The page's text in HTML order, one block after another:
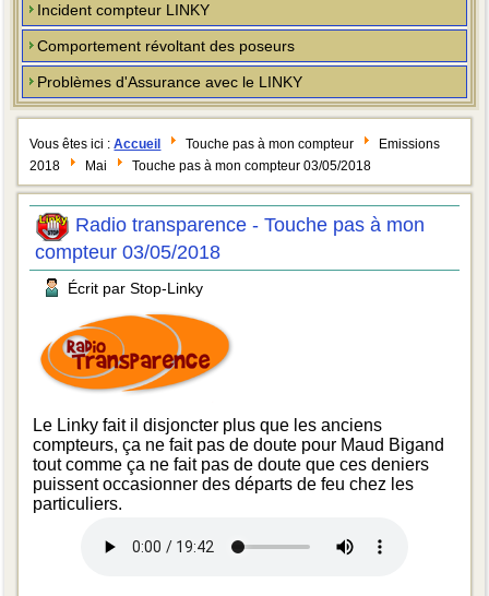
Incident compteur LINKY
Comportement révoltant des poseurs
Problèmes d'Assurance avec le LINKY
Vous êtes ici :Accueil Touche pas à mon compteur
Emissions
2018
Mai Touche pas à mon compteur 03/05/2018
Radio transparence - Touche pas à mon
compteur 03/05/2018
Écrit par Stop-Linky
Le Linky fait il disjoncter plus que les anciens
compteurs, ça ne fait pas de doute pour Maud Bigand
tout comme ça ne fait pas de doute que ces deniers
puissent occasionner des départs de feu chez les
particuliers.